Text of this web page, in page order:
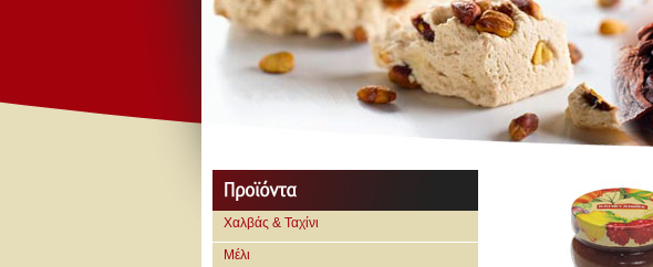
Χαλβάς & Ταχίνι
Μέλι